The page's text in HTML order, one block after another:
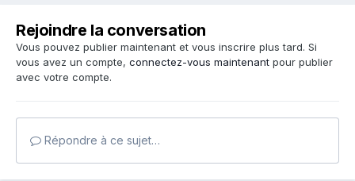
Rejoindre la conversation
Vous pouvez publier maintenant et vous inscrire plus tard. Si
vous avez un compte, connectez-vous maintenant pour publier
avec votre compte.
Répondre à ce sujet…